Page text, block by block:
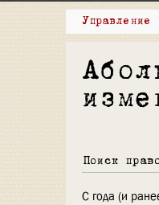
Управление
Поиск
С года (и